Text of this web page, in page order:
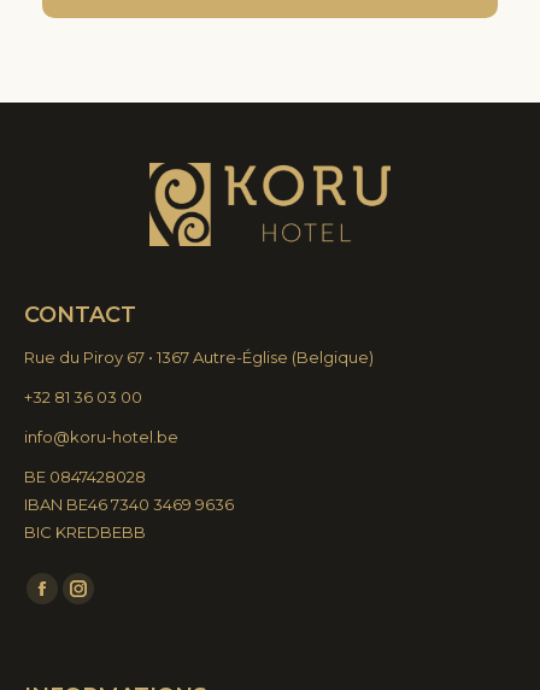
CONTACT
Rue du Piroy 67 • 1367 Autre-Église (Belgique)
+32 81 36 03 00
info@koru-hotel.be
BE 0847428028
IBAN BE46 7340 3469 9636
BIC KREDBEBB
Trouvez nous sur :
La
La